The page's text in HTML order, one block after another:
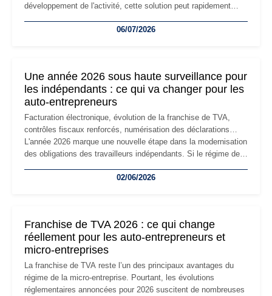
développement de l'activité, cette solution peut rapidement
professionnels, recrutement, image de marque… Le
06/07/2026
Une année 2026 sous haute surveillance pour
les indépendants : ce qui va changer pour les
auto-entrepreneurs
Facturation électronique, évolution de la franchise de TVA,
contrôles fiscaux renforcés, numérisation des déclarations…
L'année 2026 marque une nouvelle étape dans la modernisation
des obligations des travailleurs indépendants. Si le régime de
les auto-entrepreneurs devront s'adapter à un environnement
02/06/2026
Franchise de TVA 2026 : ce qui change
réellement pour les auto-entrepreneurs et
micro-entreprises
La franchise de TVA reste l’un des principaux avantages du
régime de la micro-entreprise. Pourtant, les évolutions
réglementaires annoncées pour 2026 suscitent de nombreuses